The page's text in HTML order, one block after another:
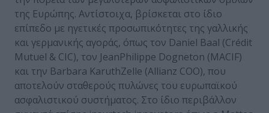
της Ευρώπης. Αντίστοιχα, βρίσκεται στο ίδιο
επίπεδο με ηγετικές προσωπικότητες της γαλλικής
και γερμανικής αγοράς, όπως τον Daniel Baal (Crédit
Mutuel & CIC), τον JeanPhilippe Dogneton (MACIF)
και την Barbara KaruthZelle (Allianz COO), που
αποτελούν σταθερούς πυλώνες του ευρωπαϊκού
ασφαλιστικού συστήματος. Στο ίδιο περιβάλλον